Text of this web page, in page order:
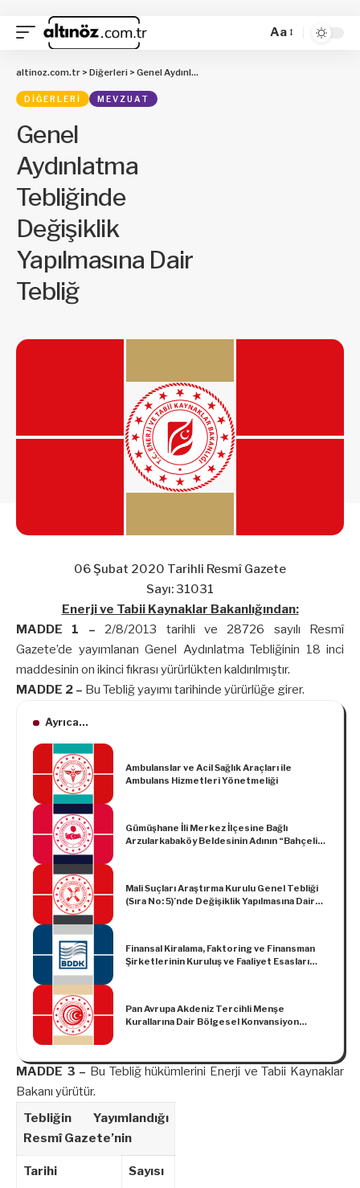
Aa
altinoz.com.tr > Diğerleri > Genel Aydınlatma Tebliğinde Değişiklik Yapılmasına Dair Tebliğ
DIĞERLERI MEVZUAT
Genel
Aydınlatma
Tebliğinde
Değişiklik
Yapılmasına Dair
Tebliğ
06 Şubat 2020 Tarihli Resmî Gazete
Sayı: 31031
Enerji ve Tabii Kaynaklar Bakanlığından:
MADDE 1 – 2/8/2013 tarihli ve 28726 sayılı Resmî
Gazete’de yayımlanan Genel Aydınlatma Tebliğinin 18 inci
maddesinin on ikinci fıkrası yürürlükten kaldırılmıştır.
MADDE 2 – Bu Tebliğ yayımı tarihinde yürürlüğe girer.
Ayrıca...
Ambulanslar ve Acil Sağlık Araçları ile
Ambulans Hizmetleri Yönetmeliği
Gümüşhane İli Merkez İlçesine Bağlı
Arzularkabaköy Beldesinin Adının “Bahçeli”
Mali Suçları Araştırma Kurulu Genel Tebliği
(Sıra No: 5)’nde Değişiklik Yapılmasına Dair
Finansal Kiralama, Faktoring ve Finansman
Şirketlerinin Kuruluş ve Faaliyet Esasları
Pan Avrupa Akdeniz Tercihli Menşe
Kurallarına Dair Bölgesel Konvansiyon
Değişiklik Yapılmasına Dair Yönetmelik
MADDE 3 – Bu Tebliğ hükümlerini Enerji ve Tabii Kaynaklar
Bakanı yürütür.
Tebliğin Yayımlandığı
Resmî Gazete’nin
Tarihi Sayısı